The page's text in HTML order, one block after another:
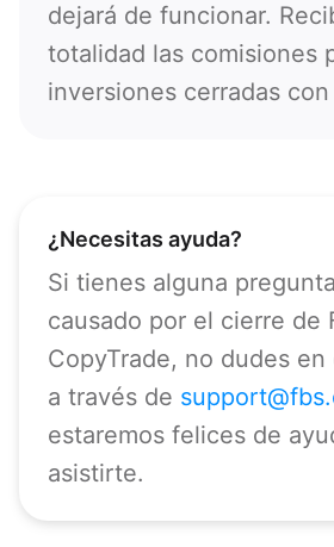
dejará de funcionar.
totalidad las comisiones
inversiones cerradas
¿Necesitas ayuda?
Si tienes alguna
causado por el cierre de
CopyTrade, no dudes
a través de
estaremos felices de
asistirte.
672
1268
54
43
973
880
1246
375
32
501